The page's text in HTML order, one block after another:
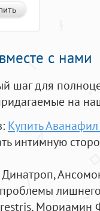
с нами
шаг для
на
Купить
интимную
Динатроп,
Мориамин